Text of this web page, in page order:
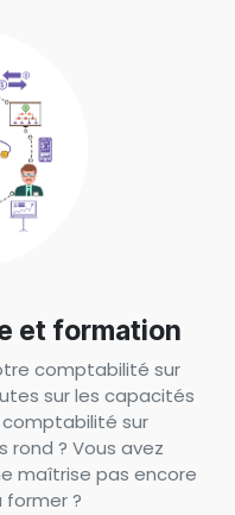
et formation
comptabilité sur
sur les capacités
sur
? Vous avez
maîtrise pas encore
former ?